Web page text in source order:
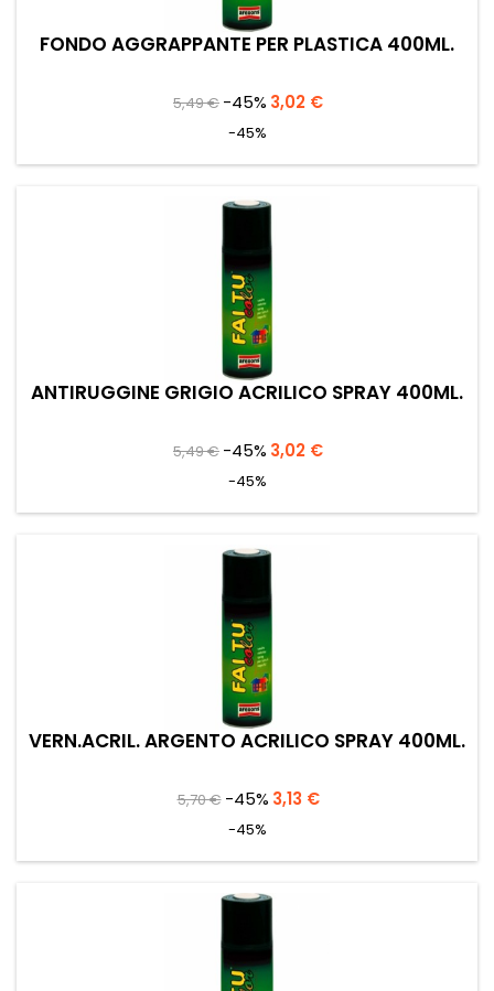
FONDO AGGRAPPANTE PER PLASTICA 400ML.
Prezzo
5,49 € -45% Prezzo
3,02 €
-45%
ANTIRUGGINE GRIGIO ACRILICO SPRAY 400ML.
Prezzo
5,49 € -45% Prezzo
3,02 €
-45%
VERN.ACRIL. ARGENTO ACRILICO SPRAY 400ML.
Prezzo
5,70 € -45% Prezzo
3,13 €
-45%